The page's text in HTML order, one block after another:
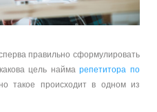
правильно сформулировать
цель наймарепетитора по
такое происходит в одном из